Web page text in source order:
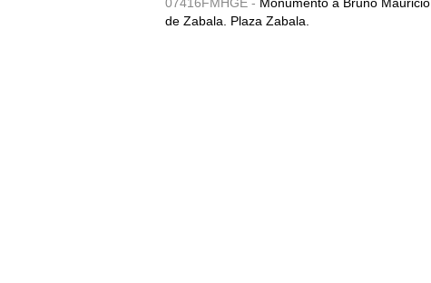
de Zabala. Plaza Zabala.